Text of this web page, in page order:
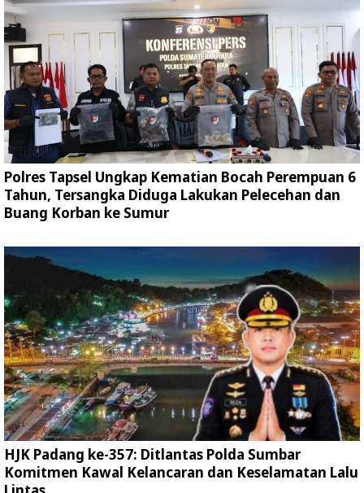
Polres Tapsel Ungkap Kematian Bocah Perempuan 6
Tahun, Tersangka Diduga Lakukan Pelecehan dan
Buang Korban ke Sumur
HJK Padang ke-357: Ditlantas Polda Sumbar
Komitmen Kawal Kelancaran dan Keselamatan Lalu